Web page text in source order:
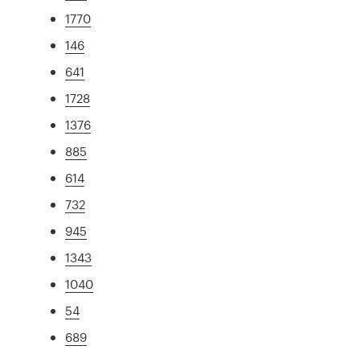
1770
146
641
1728
1376
885
614
732
945
1343
1040
54
689